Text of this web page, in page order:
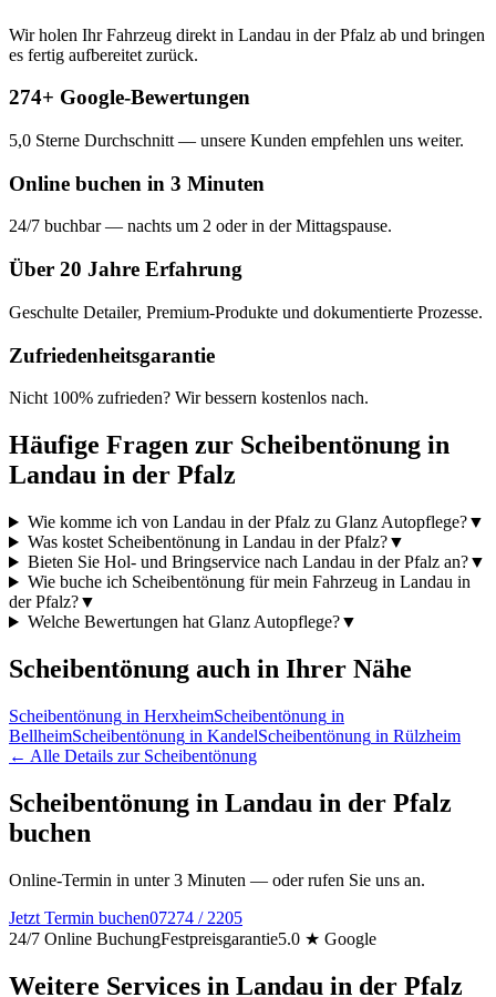
Wir holen Ihr Fahrzeug direkt in Landau in der Pfalz ab und bringen
es fertig aufbereitet zurück.
274+ Google-Bewertungen
5,0 Sterne Durchschnitt — unsere Kunden empfehlen uns weiter.
Online buchen in 3 Minuten
24/7 buchbar — nachts um 2 oder in der Mittagspause.
Über 20 Jahre Erfahrung
Geschulte Detailer, Premium-Produkte und dokumentierte Prozesse.
Zufriedenheitsgarantie
Nicht 100% zufrieden? Wir bessern kostenlos nach.
Häufige Fragen zur Scheibentönung in
Landau in der Pfalz
Wie komme ich von Landau in der Pfalz zu Glanz Autopflege?▼
Was kostet Scheibentönung in Landau in der Pfalz?▼
Bieten Sie Hol- und Bringservice nach Landau in der Pfalz an?▼
Wie buche ich Scheibentönung für mein Fahrzeug in Landau in
der Pfalz?▼
Welche Bewertungen hat Glanz Autopflege?▼
Scheibentönung auch in Ihrer Nähe
Scheibentönung in HerxheimScheibentönung in
BellheimScheibentönung in KandelScheibentönung in Rülzheim
← Alle Details zur Scheibentönung
Scheibentönung in Landau in der Pfalz
buchen
Online-Termin in unter 3 Minuten — oder rufen Sie uns an.
Jetzt Termin buchen07274 / 2205
24/7 Online BuchungFestpreisgarantie5.0 ★ Google
Weitere Services in Landau in der Pfalz